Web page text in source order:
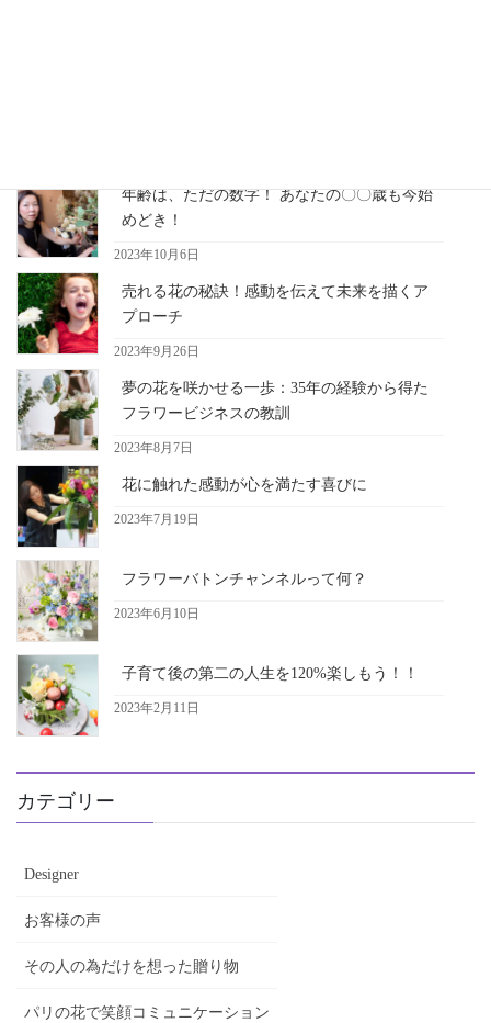
年齢は、ただの数字！ あなたの〇〇歳も今始
めどき！
2023年10月6日
売れる花の秘訣！感動を伝えて未来を描くア
プローチ
2023年9月26日
夢の花を咲かせる一歩：35年の経験から得た
フラワービジネスの教訓
2023年8月7日
花に触れた感動が心を満たす喜びに
2023年7月19日
フラワーバトンチャンネルって何？
2023年6月10日
子育て後の第二の人生を120%楽しもう！！
2023年2月11日
カテゴリー
Designer
お客様の声
その人の為だけを想った贈り物
パリの花で笑顔コミュニケーション